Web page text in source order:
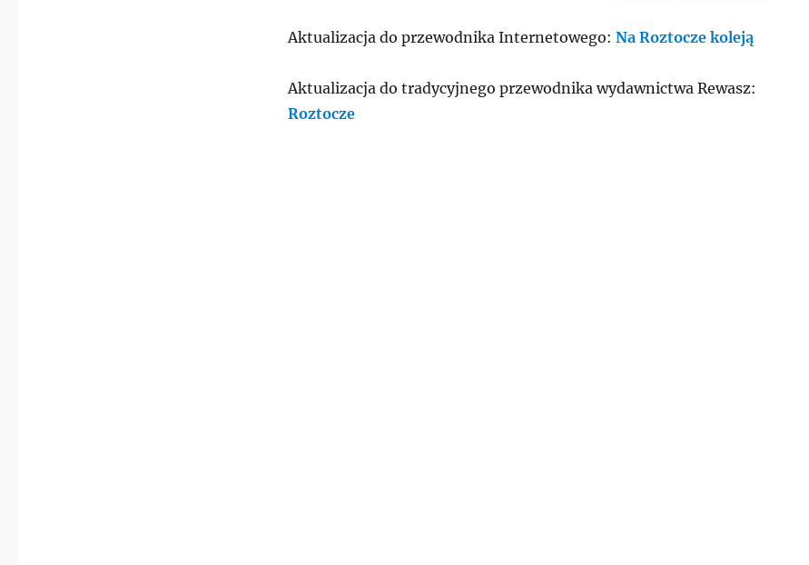
Aktualizacja do przewodnika Internetowego: Na Roztocze koleją
Aktualizacja do tradycyjnego przewodnika wydawnictwa Rewasz:
Roztocze